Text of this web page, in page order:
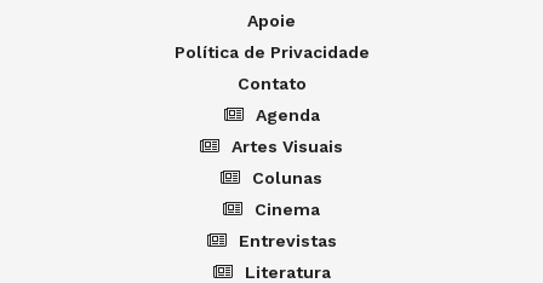
Apoie
Política de Privacidade
Contato
Agenda
Artes Visuais
Colunas
Cinema
Entrevistas
Literatura